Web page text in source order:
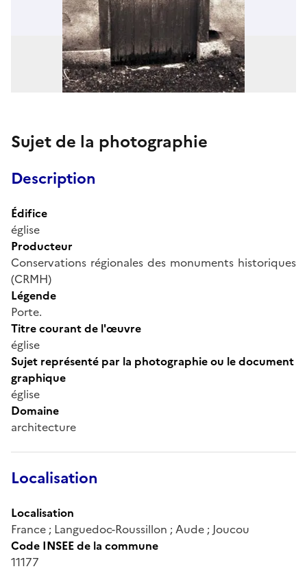
Sujet de la photographie
Description
Édifice
église
Producteur
Conservations régionales des monuments historiques
(CRMH)
Légende
Porte.
Titre courant de l'œuvre
église
Sujet représenté par la photographie ou le document
graphique
église
Domaine
architecture
Localisation
Localisation
France ; Languedoc-Roussillon ; Aude ; Joucou
Code INSEE de la commune
11177